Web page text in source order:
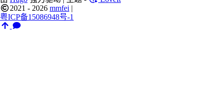
2021 - 2026 mmfei |
粤ICP备15086948号-1